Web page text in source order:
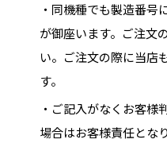
・同機種でも製造番号
が御座います。ご注文
い。ご注文の際に当店
す。
・ご記入がなくお客様
場合はお客様責任とな